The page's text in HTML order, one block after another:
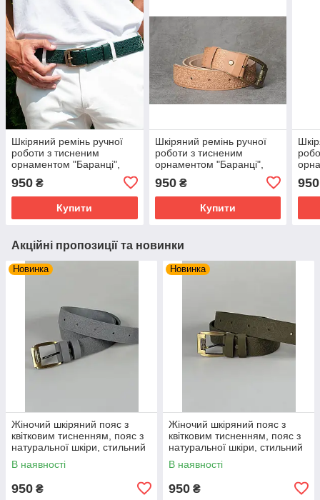
Шкіряний ремінь ручної
роботи з тисненим
орнаментом "Баранці",
зеленого кольору
950 ₴
Купити
Шкіряний ремінь ручної
роботи з тисненим
орнаментом "Баранці",
бежевого кольору
950₴
Купити
950
Акційні пропозиції та новинки
Новинка
Жіночий шкіряний пояс з
квітковим тисненням, пояс з
натуральної шкіри, стильний
пояс для жінок, сірого
кольору
В наявності
950 ₴
Новинка
Жіночий шкіряний пояс з
квітковим тисненням, пояс з
натуральної шкіри, стильний
пояс для жінок, оливкового
кольору
В наявності
950 ₴